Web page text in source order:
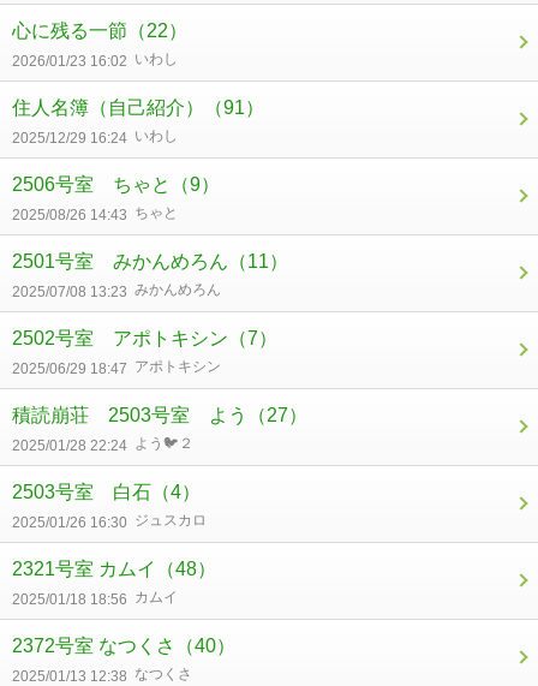
心に残る一節 （22）
2026/01/23 16:02 いわし
住人名簿（自己紹介） （91）
2025/12/29 16:24 いわし
2506号室 ちゃと （9）
2025/08/26 14:43 ちゃと
2501号室 みかんめろん （11）
2025/07/08 13:23 みかんめろん
2502号室 アポトキシン （7）
2025/06/29 18:47 アポトキシン
積読崩荘 2503号室 よう （27）
2025/01/28 22:24 よう🐦２
2503号室 白石 （4）
2025/01/26 16:30 ジュスカロ
2321号室 カムイ （48）
2025/01/18 18:56 カムイ
2372号室 なつくさ （40）
2025/01/13 12:38 なつくさ